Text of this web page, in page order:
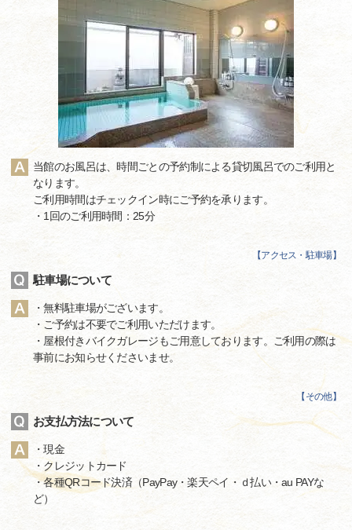
当館のお風呂は、時間ごとの予約制による貸切風呂でのご利用と
なります。
ご利用時間はチェックイン時にご予約を承ります。
・1回のご利用時間：25分
【アクセス・駐車場】
駐車場について
・無料駐車場がございます。
・ご予約は不要でご利用いただけます。
・屋根付きバイクガレージもご用意しております。ご利用の際は
事前にお知らせくださいませ。
【その他】
お支払方法について
・現金
・クレジットカード
・各種QRコード決済（PayPay・楽天ペイ・ｄ払い・au PAYな
ど）